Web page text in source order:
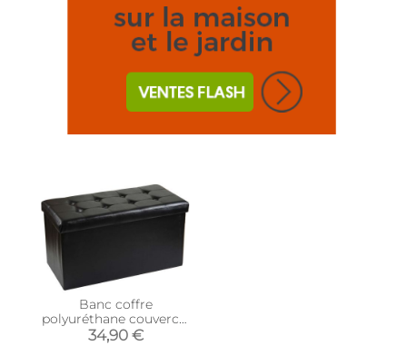
Banc coffre
polyuréthane couvercle
capitonné (Noir)
34,90 €